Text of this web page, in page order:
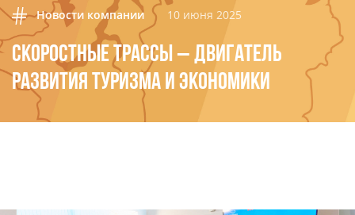
Новости компании 10 июня 2025
СКОРОСТНЫЕ ТРАССЫ – ДВИГАТЕЛЬ
РАЗВИТИЯ ТУРИЗМА И ЭКОНОМИКИ